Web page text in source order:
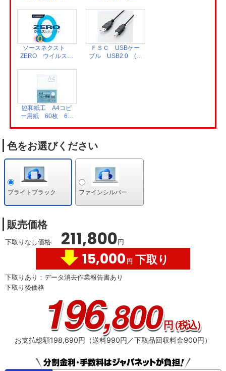
TS5430BK
WME01
ソースネクスト
ZERO ウイルスセ
1台 カード版
336210
ＦＳＣ USBケー
ブル USB2.0 (A-
協和紙工 A4コピ
ー用紙 60枚 62-
色をお選びください
ブライトブラック ファインシルバー
販売価格
下取りなし価格 211,800円
15,000 円 下取り
下取りあり：データ消去作業報告書あり
下取り後価格 196,800円（税込）
お支払総額198,690円（送料990円／下取品回収料金900円）